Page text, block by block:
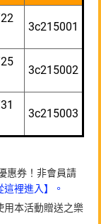
3c215001
3c215002
3c215003
惠券！非會員請
這裡進入】。
用本活動贈送之樂